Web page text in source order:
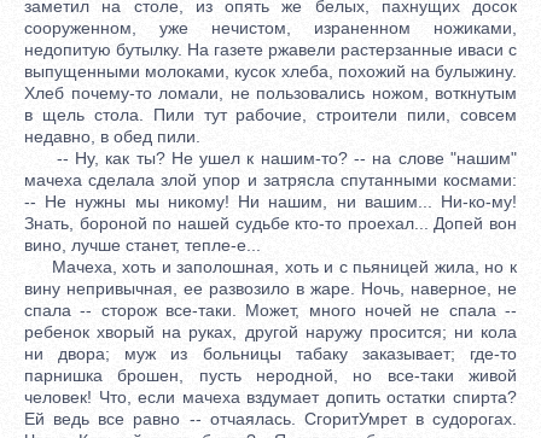
заметил на столе, из опять же белых, пахнущих досок
сооруженном, уже нечистом, израненном ножиками,
недопитую бутылку. На газете ржавели растерзанные иваси с
выпущенными молоками, кусок хлеба, похожий на булыжину.
Хлеб почему-то ломали, не пользовались ножом, воткнутым
в щель стола. Пили тут рабочие, строители пили, совсем
недавно, в обед пили.
-- Ну, как ты? Не ушел к нашим-то? -- на слове "нашим"
мачеха сделала злой упор и затрясла спутанными космами:
-- Не нужны мы никому! Ни нашим, ни вашим... Ни-ко-му!
Знать, бороной по нашей судьбе кто-то проехал... Допей вон
вино, лучше станет, тепле-е...
Мачеха, хоть и заполошная, хоть и с пьяницей жила, но к
вину непривычная, ее развозило в жаре. Ночь, наверное, не
спала -- сторож все-таки. Может, много ночей не спала --
ребенок хворый на руках, другой наружу просится; ни кола
ни двора; муж из больницы табаку заказывает; где-то
парнишка брошен, пусть неродной, но все-таки живой
человек! Что, если мачеха вздумает допить остатки спирта?
Ей ведь все равно -- отчаялась. СгоритУмрет в судорогах.